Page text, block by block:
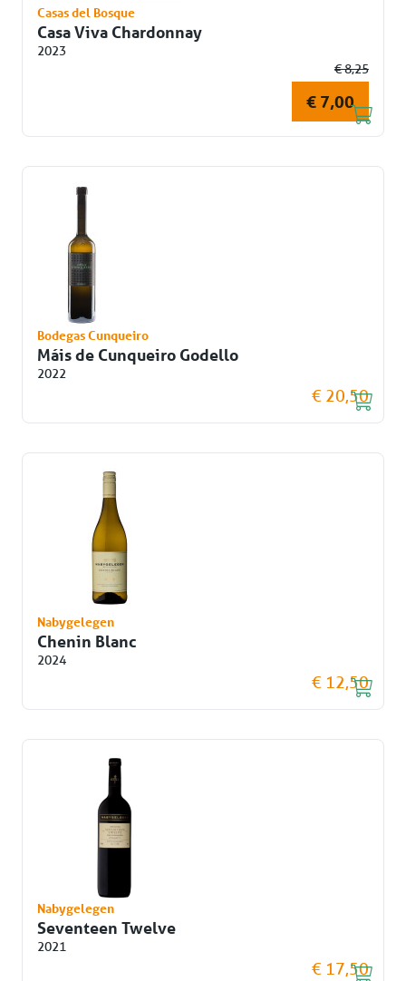
Casas del Bosque
Casa Viva Chardonnay
2023
€ 8,25
€ 7,00
Bodegas Cunqueiro
Máis de Cunqueiro Godello
2022
€ 20,50
Nabygelegen
Chenin Blanc
2024
€ 12,50
Nabygelegen
Seventeen Twelve
2021
€ 17,50